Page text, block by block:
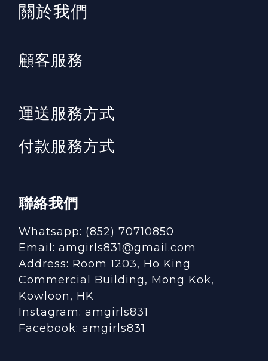
​關於我們
顧客服務
運送服務方式
付款服務方式
聯絡我們
Whatsapp: (852) 70710850
Email: amgirls831@gmail.com
Address: Room 1203, Ho King
Commercial Building, Mong Kok,
Kowloon, HK
Instagram: amgirls831
Facebook: amgirls831